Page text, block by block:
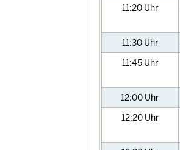
11:20 Uhr
11:30 Uhr
11:45 Uhr
12:00 Uhr
12:20 Uhr